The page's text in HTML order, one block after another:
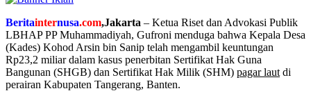
Beritainternusa.com,Jakarta – Ketua Riset dan Advokasi Publik
LBHAP PP Muhammadiyah, Gufroni menduga bahwa Kepala Desa
(Kades) Kohod Arsin bin Sanip telah mengambil keuntungan
Rp23,2 miliar dalam kasus penerbitan Sertifikat Hak Guna
Bangunan (SHGB) dan Sertifikat Hak Milik (SHM) pagar laut di
perairan Kabupaten Tangerang, Banten.